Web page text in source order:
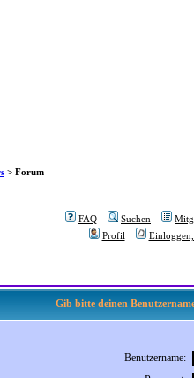
> Forum
FAQ Suchen
Profil
Gib bitte deinen
Benutzername: